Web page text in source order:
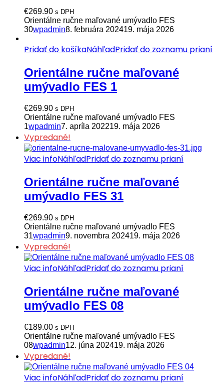
€269.90 s DPH
Orientálne ručne maľované umývadlo FES
30wpadmin8. februára 202419. mája 2026
Pridať do košíkaNáhľadPridať do zoznamu prianí
Orientálne ručne maľované
umývadlo FES 1
€269.90 s DPH
Orientálne ručne maľované umývadlo FES
1wpadmin7. apríla 202219. mája 2026
Vypredané!
Viac infoNáhľadPridať do zoznamu prianí
Orientálne ručne maľované
umývadlo FES 31
€269.90 s DPH
Orientálne ručne maľované umývadlo FES
31wpadmin9. novembra 202419. mája 2026
Vypredané!
Viac infoNáhľadPridať do zoznamu prianí
Orientálne ručne maľované
umývadlo FES 08
€189.00 s DPH
Orientálne ručne maľované umývadlo FES
08wpadmin12. júna 202419. mája 2026
Vypredané!
Viac infoNáhľadPridať do zoznamu prianí